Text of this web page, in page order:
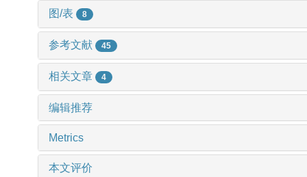
图/表 8
参考文献 45
相关文章 4
编辑推荐
Metrics
本文评价